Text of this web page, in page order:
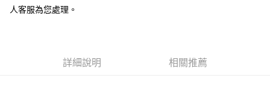
每筆NT$65，滿NT$688(含以上)免運費
人客服為您處理。
詳細說明 相關推薦